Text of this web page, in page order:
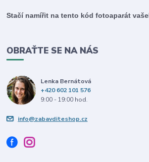
Stačí namířit na tento kód fotoaparát
OBRAŤTE SE NA NÁS
Lenka Bernátová
+420 602 101 576
9:00 - 19:00 hod.
info@zabavditeshop.cz